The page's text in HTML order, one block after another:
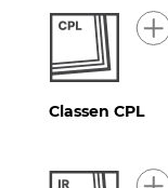
Classen CPL